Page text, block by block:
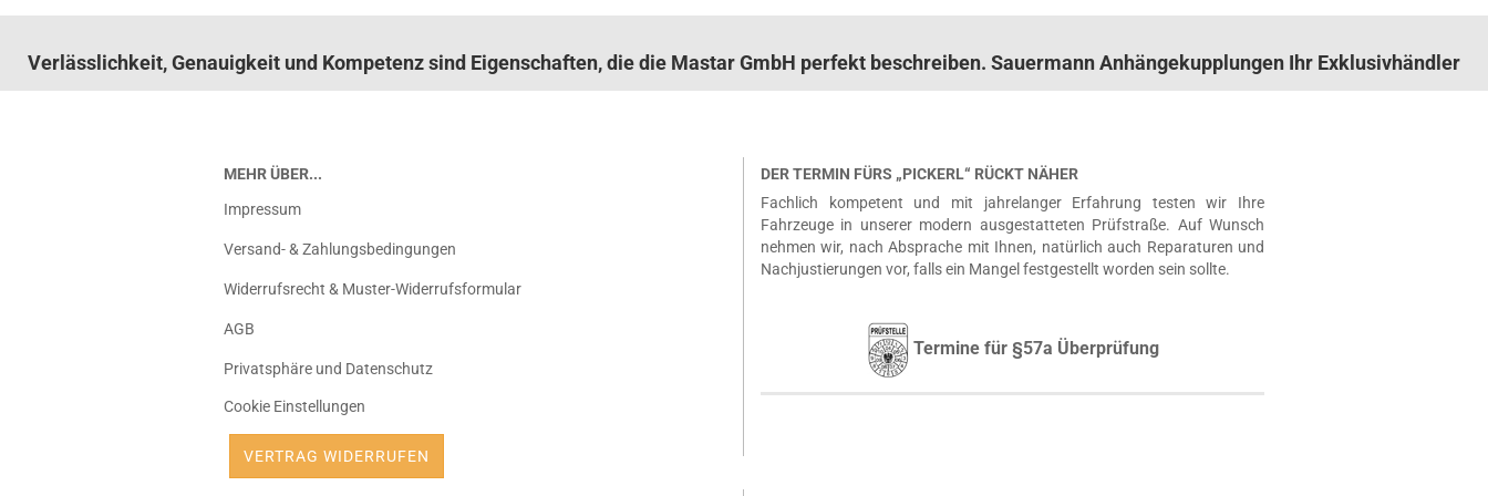
Verlässlichkeit, Genauigkeit und Kompetenz sind Eigenschaften, die die Mastar GmbH perfekt beschreiben. Sauermann Anhängekupplungen Ihr Exklusivhändler
MEHR ÜBER...
Impressum
Versand- & Zahlungsbedingungen
Widerrufsrecht & Muster-Widerrufsformular
AGB
Privatsphäre und Datenschutz
Cookie Einstellungen
DER TERMIN FÜRS „PICKERL“ RÜCKT NÄHER
Fachlich kompetent und mit jahrelanger Erfahrung testen wir Ihre
Fahrzeuge in unserer modern ausgestatteten Prüfstraße. Auf Wunsch
nehmen wir, nach Absprache mit Ihnen, natürlich auch Reparaturen und
Nachjustierungen vor, falls ein Mangel festgestellt worden sein sollte.
Termine für §57a Überprüfung
VERTRAG WIDERRUFEN